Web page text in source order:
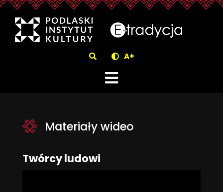
eTradycjaMateriały wideo -
Szukaj A+
Materiały wideo
Twórcy ludowi